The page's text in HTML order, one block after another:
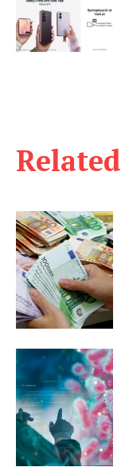
Related